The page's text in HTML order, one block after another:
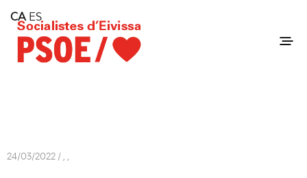
Consell Insular d'Eivissa
Services
Contact
24/03/2022 / , ,
CA ES